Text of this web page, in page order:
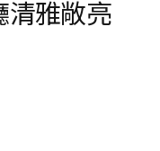
清雅敞亮